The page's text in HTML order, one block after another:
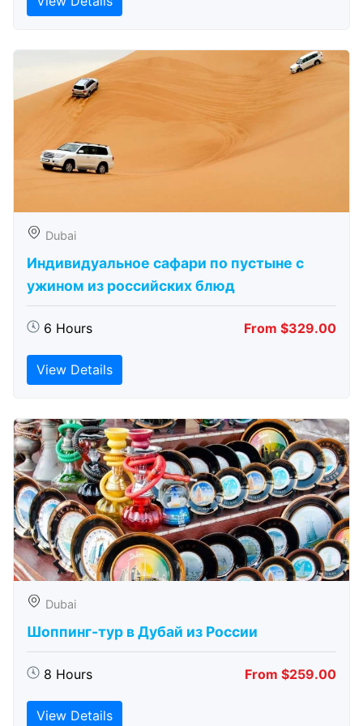
Dubai
Индивидуальное сафари по пустыне с
ужином из российских блюд
6 Hours From $329.00
View Details
Dubai
Шоппинг-тур в Дубай из России
8 Hours From $259.00
View Details